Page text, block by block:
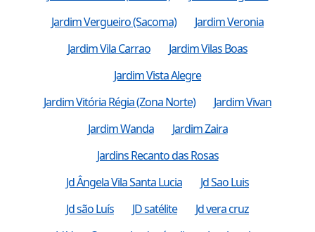
Jardim Vergueiro (Sacoma)
Jardim Veronia
Jardim Vila Carrao
Jardim Vilas Boas
Jardim Vista Alegre
Jardim Vitória Régia (Zona Norte)
Jardim Vivan
Jardim Wanda
Jardim Zaira
Jardins Recanto das Rosas
Jd Ângela Vila Santa Lucia
Jd Sao Luis
Jd são Luís
JD satélite
Jd vera cruz